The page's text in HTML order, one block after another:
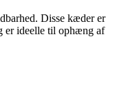
Disse kæder er
er ideelle til ophæng af